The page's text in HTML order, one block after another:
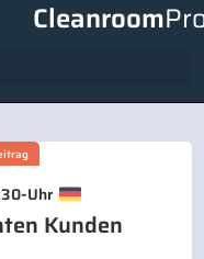
Cleanroom
-Uhr
Kunden